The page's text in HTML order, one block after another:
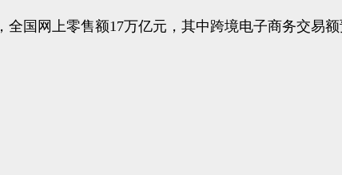
国网上零售额17万亿元，其中跨境电子商务交易额